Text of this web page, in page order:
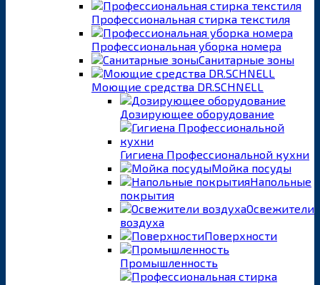
Профессиональная стирка текстиля
Профессиональная уборка номера
Санитарные зоны
Моющие средства DR.SCHNELL
Дозирующее оборудование
Гигиена Профессиональной кухни
Мойка посуды
Напольные
покрытия
Освежители
воздуха
Поверхности
Промышленность